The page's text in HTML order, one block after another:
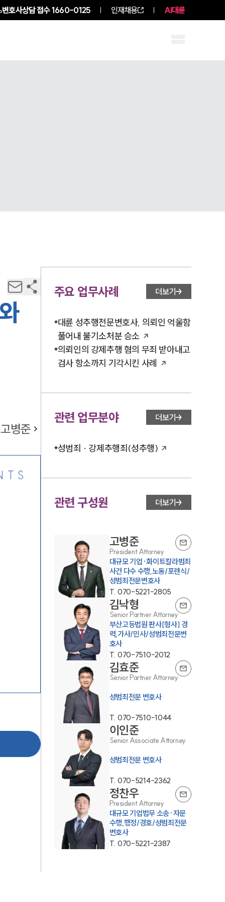
변호사상담 접수1660-0125 인재채용 AI대륜
팀소개
팀소개
대륜의 강점
오시는 길
고병준
주요 업무사례 더보기
대륜 성추행전문변호사, 의뢰인 억울함
풀어내 불기소처분 승소
의뢰인의 강제추행 혐의 무죄 받아내고
검사 항소까지 기각시킨 사례
관련 업무분야 더보기
성범죄 · 강제추행죄(성추행)
관련 구성원 더보기
고병준
President Attorney
대규모 기업·화이트칼라범죄
사건 다수 수행,노동/포렌식/
성범죄전문변호사
T. 070-5221-2805
김낙형
Senior Partner Attorney
부산고등법원 판사[형사] 경
력,가사/민사/성범죄전문변
호사
T. 070-7510-2012
김효준
Senior Partner Attorney
성범죄전문 변호사
T. 070-7510-1044
이인준
Senior Associate Attorney
성범죄전문 변호사
T. 070-5214-2362
정찬우
President Attorney
대규모 기업법무 소송·자문
수행,행정/경호/성범죄전문
변호사
T. 070-5221-2387